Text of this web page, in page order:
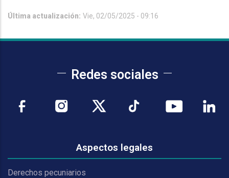
Última actualización: Vie, 02/05/2025 - 09:16
Redes sociales
Aspectos legales
Derechos pecuniarios